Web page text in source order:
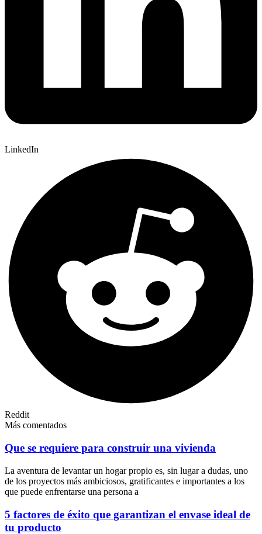
LinkedIn
Reddit
Más comentados
Que se requiere para construir una vivienda
La aventura de levantar un hogar propio es, sin lugar a dudas, uno
de los proyectos más ambiciosos, gratificantes e importantes a los
que puede enfrentarse una persona a
5 factores de éxito que garantizan el envase ideal de
tu producto